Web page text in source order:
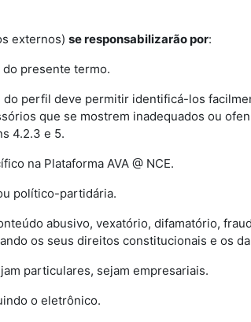
externos) se responsabilizarão por:
presente termo.
perfil deve permitir identificá-los
que se mostrem inadequados ou
4.2.3 e 5.
na Plataforma AVA @ NCE.
político-partidária.
abusivo, vexatório, difamatório,
os seus direitos constitucionais e os da
particulares, sejam empresariais.
o eletrônico.